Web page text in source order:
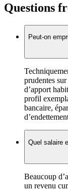
Questions
Peut-on
prudentes
d’apport
profil
bancaire,
Quel salaire
Beaucoup
un revenu